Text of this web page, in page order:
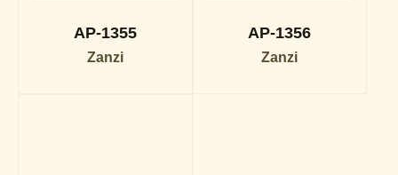
AP-1355
Zanzi
AP-1356
Zanzi